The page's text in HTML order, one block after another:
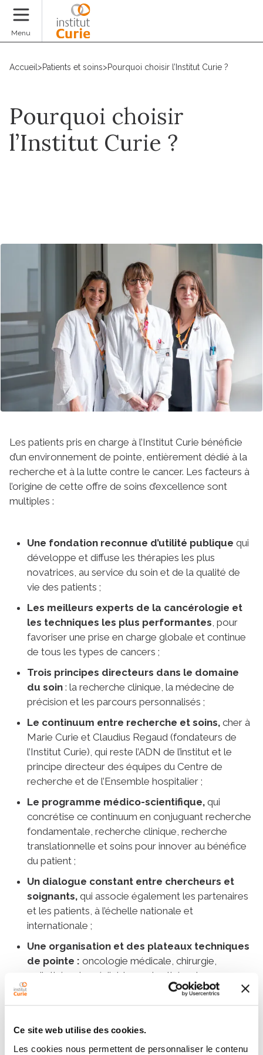
Ce site web utilise des cookies.
Les cookies nous permettent de personnaliser le contenu
Menu
Accueil >Patients et soins>Pourquoi choisir l’Institut Curie ?
Pourquoi choisir
l’Institut Curie ?
Les patients pris en charge à l’Institut Curie bénéficie
d’un environnement de pointe, entièrement dédié à la
recherche et à la lutte contre le cancer. Les facteurs à
l’origine de cette offre de soins d’excellence sont
multiples :
Une fondation reconnue d’utilité publique qui
développe et diffuse les thérapies les plus
novatrices, au service du soin et de la qualité de
vie des patients ;
Les meilleurs experts de la cancérologie et
les techniques les plus performantes , pour
favoriser une prise en charge globale et continue
de tous les types de cancers ;
Trois principes directeurs dans le domaine
du soin : la recherche clinique, la médecine de
précision et les parcours personnalisés ;
Le continuum entre recherche et soins, cher à
Marie Curie et Claudius Regaud (fondateurs de
l’Institut Curie), qui reste l’ADN de l’institut et le
principe directeur des équipes du Centre de
recherche et de l’Ensemble hospitalier ;
Le programme médico-scientifique, qui
concrétise ce continuum en conjuguant recherche
fondamentale, recherche clinique, recherche
translationnelle et soins pour innover au bénéfice
du patient ;
Un dialogue constant entre chercheurs et
soignants, qui associe également les partenaires
et les patients, à l’échelle nationale et
internationale ;
Une organisation et des plateaux techniques
de pointe : oncologie médicale, chirurgie,
radiothérapie, pédiatrie, protonthérapie,
oncogénétique, imagerie médicale, radiologie
interventionnelle, anatomopathologie,